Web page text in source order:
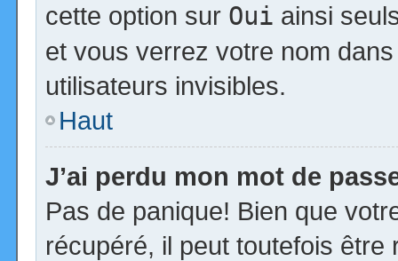
cette option sur Oui ainsi
et vous verrez votre nom
utilisateurs invisibles.
Haut
J’ai perdu mon mot de
Pas de panique! Bien que
récupéré, il peut toutefois